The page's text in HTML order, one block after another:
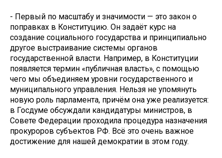
- Первый по масштабу и значимости — это закон о
поправках в Конституцию. Он задаёт курс на
создание социального государства и принципиально
другое выстраивание системы органов
государственной власти. Например, в Конституции
появляется термин «публичная власть», с помощью
чего мы объединяем уровни государственного и
муниципального управления. Нельзя не упомянуть
новую роль парламента, причём она уже реализуется:
в Госдуме обсуждали кандидатуры министров, в
Совете Федерации проходила процедура назначения
прокуроров субъектов РФ. Всё это очень важное
достижение для нашей демократии в этом году.